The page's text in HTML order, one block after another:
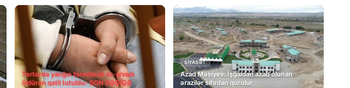
Tərtərdə yanğın törədərək ər-arvadı
öldürən qatil tutuldu- SON DƏQİQƏ
SIYASƏT
Azad Məsiyev: İşğaldan azad olunan
ərazilər sıfırdan qurulur